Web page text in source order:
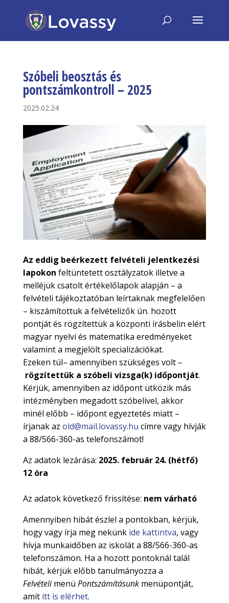
Szóbeli beosztás és
pontszámkontroll – 2025
2025.02.24
Az eddig beérkezett felvételi jelentkezési
lapokon feltüntetett osztályzatok illetve a
melléjük csatolt értékelőlapok alapján – a
felvételi tájékoztatóban leírtaknak megfelelően
– kiszámítottuk a felvételizők ún. hozott
pontját és rögzítettük a központi írásbelin elért
magyar nyelvi és matematika eredményeket
valamint a megjelölt specializációkat.
Ezeken túl– amennyiben szükséges volt –
rögzítettük a szóbeli vizsga(k) időpontját.
Kérjük, amennyiben az időpont ütközik más
intézményben megadott szóbelivel, akkor
minél előbb – időpont egyeztetés miatt –
írjanak az old@mail.lovassy.hu címre vagy hívják
a 88/566-360-as telefonszámot!
Az adatok lezárása: 2025. február 24. (hétfő)
12 óra
Az adatok következő frissítése: nem várható
Amennyiben hibát észlel a pontokban, kérjük,
hogy vagy írja meg nekünk ide kattintva, vagy
hívja munkaidőben az iskolát a 88/566-360-as
telefonszámon. Ha a hozott pontoknál talál
hibát, kérjük előbb tanulmányozza a
Felvételimenü Pontszámításunkmenüpontját,
amit itt is elérhet.